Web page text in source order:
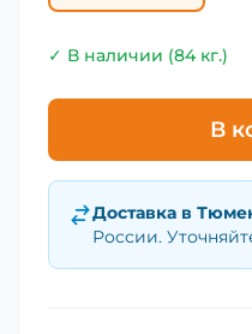
✓ В наличии (84 кг.)
В
Доставка в
России.